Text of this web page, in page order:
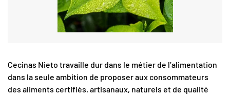
Cecinas Nieto travaille dur dans le métier de l’alimentation
dans la seule ambition de proposer aux consommateurs
des aliments certifiés, artisanaux, naturels et de qualité